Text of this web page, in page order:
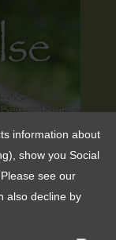
/
information about
show you Social
see our
also decline by